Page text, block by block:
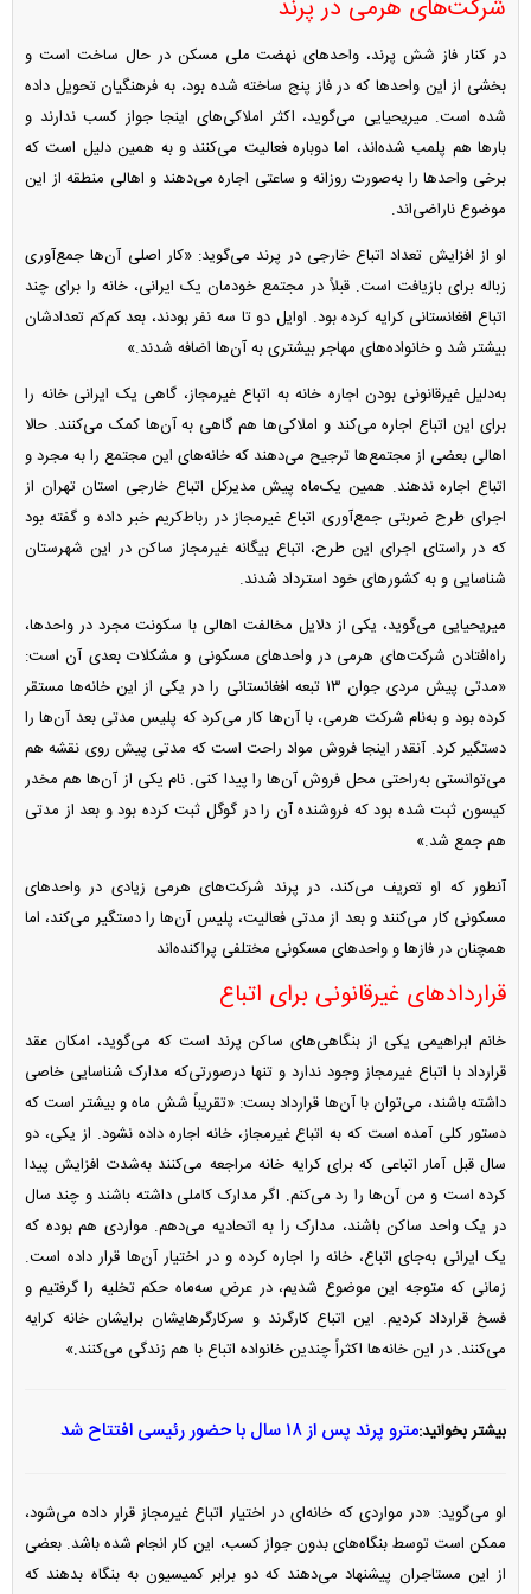
شرکت‌های هرمی در پرند
در کنار فاز شش پرند، واحد‌های نهضت ملی مسکن در حال ساخت است و
بخشی از این واحد‌ها که در فاز پنج ساخته شده بود، به فرهنگیان تحویل داده
شده است. میریحیایی می‌گوید، اکثر املاکی‌های اینجا جواز کسب ندارند و
بار‌ها هم پلمب شده‌اند، اما دوباره فعالیت می‌کنند و به همین دلیل است که
برخی واحد‌ها را به‌صورت روزانه و ساعتی اجاره می‌دهند و اهالی منطقه از این
موضوع ناراضی‌اند.
او از افزایش تعداد اتباع خارجی در پرند می‌گوید: «کار اصلی آن‌ها جمع‌آوری
زباله برای بازیافت است. قبلاً در مجتمع خودمان یک ایرانی، خانه را برای چند
اتباع افغانستانی کرایه کرده بود. اوایل دو تا سه نفر بودند، بعد کم‌کم تعدادشان
بیشتر شد و خانواده‌های مهاجر بیشتری به آن‌ها اضافه شدند.»
به‌دلیل غیرقانونی بودن اجاره خانه به اتباع غیرمجاز، گاهی یک ایرانی خانه را
برای این اتباع اجاره می‌کند و املاکی‌ها هم گاهی به آن‌ها کمک می‌کنند. حالا
اهالی بعضی از مجتمع‌ها ترجیح می‌دهند که خانه‌های این مجتمع را به مجرد و
اتباع اجاره ندهند. همین یک‌ماه پیش مدیرکل اتباع خارجی استان تهران از
اجرای طرح ضربتی جمع‌آوری اتباع غیرمجاز در رباط‌کریم خبر داده و گفته بود
که در راستای اجرای این طرح، اتباع بیگانه غیرمجاز ساکن در این شهرستان
شناسایی و به کشور‌های خود استرداد شدند.
میریحیایی می‌گوید، یکی از دلایل مخالفت اهالی با سکونت مجرد در واحدها،
راه‌افتادن شرکت‌های هرمی در واحد‌های مسکونی و مشکلات بعدی آن است:
«مدتی پیش مردی جوان ۱۳ تبعه افغانستانی را در یکی از این خانه‌ها مستقر
کرده بود و به‌نام شرکت هرمی، با آن‌ها کار می‌کرد که پلیس مدتی بعد آن‌ها را
دستگیر کرد. آنقدر اینجا فروش مواد راحت است که مدتی پیش روی نقشه هم
می‌توانستی به‌راحتی محل فروش آن‌ها را پیدا کنی. نام یکی از آن‌ها هم مخدر
کیسون ثبت شده بود که فروشنده آن را در گوگل ثبت کرده بود و بعد از مدتی
هم جمع شد.»
آنطور که او تعریف می‌کند، در پرند شرکت‌های هرمی زیادی در واحد‌های
مسکونی کار می‌کنند و بعد از مدتی فعالیت، پلیس آن‌ها را دستگیر می‌کند، اما
همچنان در فاز‌ها و واحد‌های مسکونی مختلفی پراکنده‌اند
قرارداد‌های غیرقانونی برای اتباع
خانم ابراهیمی یکی از بنگاهی‌های ساکن پرند است که می‌گوید، امکان عقد
قرارداد با اتباع غیرمجاز وجود ندارد و تنها درصورتی‌که مدارک شناسایی خاصی
داشته باشند، می‌توان با آن‌ها قرارداد بست: «تقریباً شش ماه و بیشتر است که
دستور کلی آمده است که به اتباع غیرمجاز، خانه اجاره داده نشود. از یکی، دو
سال قبل آمار اتباعی که برای کرایه خانه مراجعه می‌کنند به‌شدت افزایش پیدا
کرده است و من آن‌ها را رد می‌کنم. اگر مدارک کاملی داشته باشند و چند سال
در یک واحد ساکن باشند، مدارک را به اتحادیه می‌دهم. مواردی هم بوده که
یک ایرانی به‌جای اتباع، خانه را اجاره کرده و در اختیار آن‌ها قرار داده است.
زمانی که متوجه این موضوع شدیم، در عرض سه‌ماه حکم تخلیه را گرفتیم و
فسخ قرارداد کردیم. این اتباع کارگرند و سرکارگرهایشان برایشان خانه کرایه
می‌کنند. در این خانه‌ها اکثراً چندین خانواده اتباع با هم زندگی می‌کنند.»
بیشتر بخوانید:مترو پرند پس از ۱۸ سال با حضور رئیسی افتتاح شد
او می‌گوید: «در مواردی که خانه‌ای در اختیار اتباع غیرمجاز قرار داده می‌شود،
ممکن است توسط بنگاه‌های بدون جواز کسب، این کار انجام شده باشد. بعضی
از این مستاجران پیشنهاد می‌دهند که دو برابر کمیسیون به بنگاه بدهند که